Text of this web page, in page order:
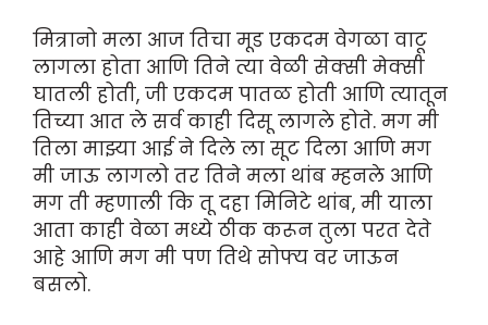
मित्रानो मला आज तिचा मूड एकदम वेगळा वाटू
लागला होता आणि तिने त्या वेळी सेक्सी मेक्सी
घातली होती, जी एकदम पातळ होती आणि त्यातून
तिच्या आत ले सर्व काही दिसू लागले होते. मग मी
तिला माझ्या आई ने दिले ला सूट दिला आणि मग
मी जाऊ लागलो तर तिने मला थांब म्हनले आणि
मग ती म्हणाली कि तू दहा मिनिटे थांब, मी याला
आता काही वेळा मध्ये ठीक करून तुला परत देते
आहे आणि मग मी पण तिथे सोफ्य वर जाऊन
बसलो.